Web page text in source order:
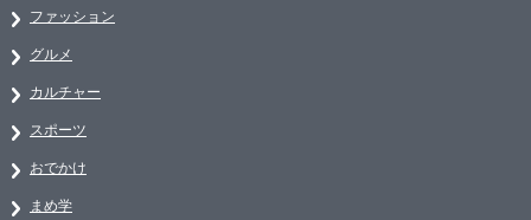
ファッション
グルメ
カルチャー
スポーツ
おでかけ
まめ学